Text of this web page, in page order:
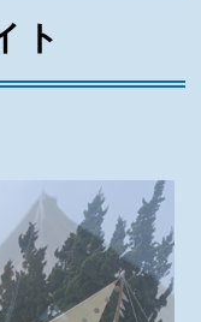
ト